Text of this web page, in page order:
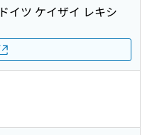
ドイツ ケイザイ レキシ